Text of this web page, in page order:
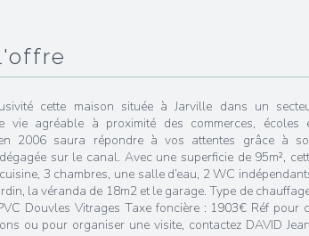
cette maison située à Jarville dans un
vie agréable à proximité des commerces, écoles
2006 saura répondre à vos attentes grâce à
sur le canal. Avec une superficie de 95m²,
3 chambres, une salle d’eau, 2 WC
la véranda de 18m2 et le garage. Type de
Douvles Vitrages Taxe foncière : 1903€ Réf pour
ou pour organiser une visite, contactez DAVID